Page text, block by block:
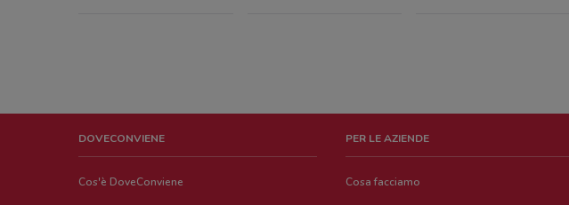
DOVECONVIENE
Cos'è DoveConviene
PER LE AZIENDE
Cosa facciamo